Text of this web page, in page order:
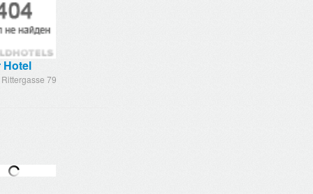
Hotel
79